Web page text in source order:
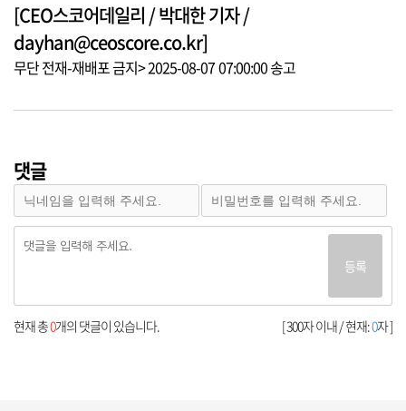
[CEO스코어데일리 / 박대한 기자 /
dayhan@ceoscore.co.kr]
무단 전재-재배포 금지> 2025-08-07 07:00:00 송고
댓글
등록
[ 300자 이내 / 현재:0자 ]
현재 총0개의 댓글이 있습니다.